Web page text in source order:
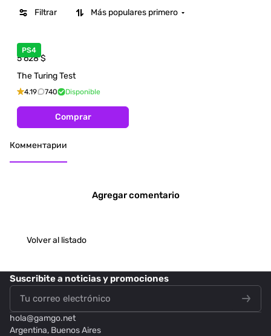
Filtrar Más populares primero
PS4
5 628$
The Turing Test
4.19 740 Disponible
Comprar
Комментарии
Agregar comentario
Volver al listado
Suscribitea noticias y promociones
hola@gamgo.net
Argentina, Buenos Aires